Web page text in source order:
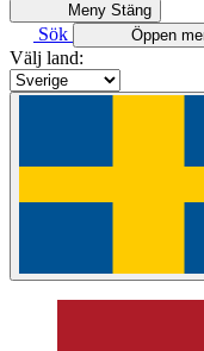
Meny Stäng
Sök Öppen
Välj land: